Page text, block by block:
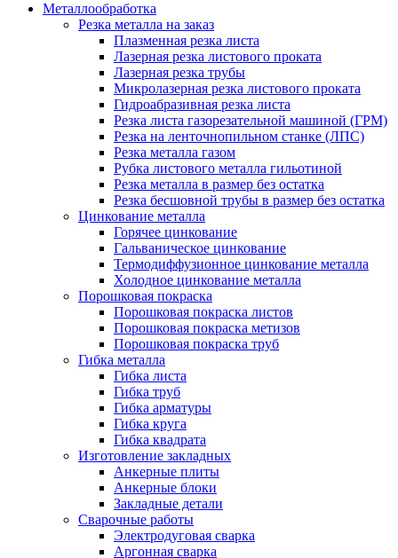
Металлообработка
Резка металла на заказ
Плазменная резка листа
Лазерная резка листового проката
Лазерная резка трубы
Микролазерная резка листового проката
Гидроабразивная резка листа
Резка листа газорезательной машиной (ГРМ)
Резка на ленточнопильном станке (ЛПС)
Резка металла газом
Рубка листового металла гильотиной
Резка металла в размер без остатка
Резка бесшовной трубы в размер без остатка
Цинкование металла
Горячее цинкование
Гальваническое цинкование
Термодиффузионное цинкование металла
Холодное цинкование металла
Порошковая покраска
Порошковая покраска листов
Порошковая покраска метизов
Порошковая покраска труб
Гибка металла
Гибка листа
Гибка труб
Гибка арматуры
Гибка круга
Гибка квадрата
Изготовление закладных
Анкерные плиты
Анкерные блоки
Закладные детали
Сварочные работы
Электродуговая сварка
Аргонная сварка